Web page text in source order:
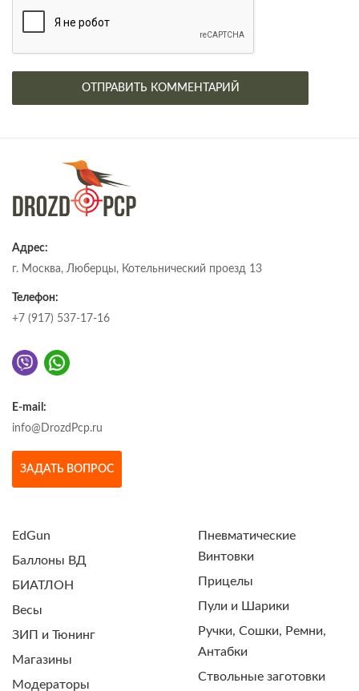
Адрес:
г. Москва, Люберцы, Котельнический проезд 13
Телефон:
+7 (917) 537-17-16
E-mail:
info@DrozdPcp.ru
ЗАДАТЬ ВОПРОС
EdGun
Баллоны ВД
БИАТЛОН
Весы
ЗИП и Тюнинг
Магазины
Модераторы
Пневматические
Винтовки
Прицелы
Пули и Шарики
Ручки, Сошки, Ремни,
Антабки
Ствольные заготовки